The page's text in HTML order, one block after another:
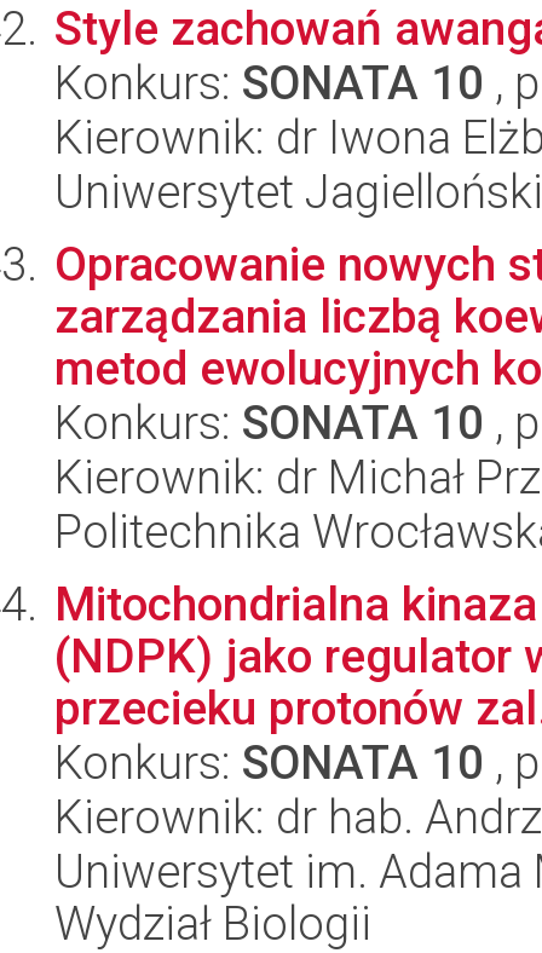
Style zachowań
Konkurs: SONATA 10 ,
Kierownik: dr Iwona
Uniwersytet
Opracowanie nowych
zarządzania liczbą
metod ewolucyjnych
Konkurs: SONATA 10 ,
Kierownik: dr Michał
Politechnika
Mitochondrialna
(NDPK) jako regulator
przecieku protonów
Konkurs: SONATA 10 ,
Kierownik: dr hab.
Uniwersytet im.
Wydział Biologii